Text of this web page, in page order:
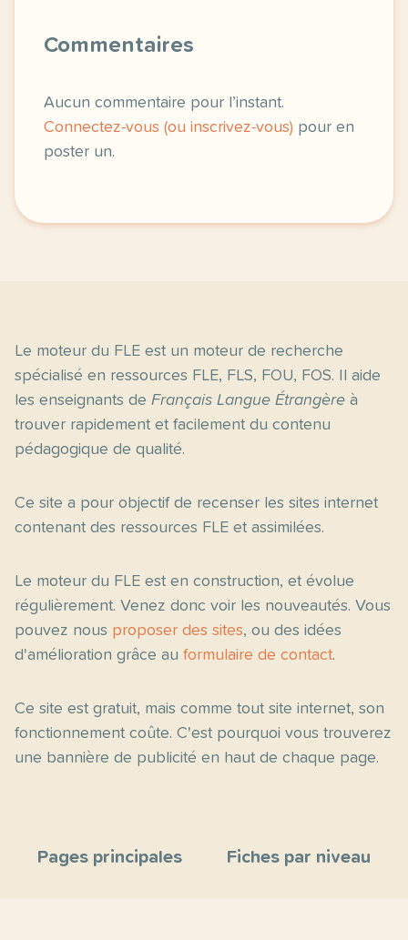
Commentaires
Aucun commentaire pour l’instant.
Connectez-vous (ou inscrivez-vous) pour en
poster un.
Le moteur du FLE est un moteur de recherche
spécialisé en ressources FLE, FLS, FOU, FOS. Il aide
les enseignants de Français Langue Étrangère à
trouver rapidement et facilement du contenu
pédagogique de qualité.
Ce site a pour objectif de recenser les sites internet
contenant des ressources FLE et assimilées.
Le moteur du FLE est en construction, et évolue
régulièrement. Venez donc voir les nouveautés. Vous
pouvez nous proposer des sites, ou des idées
d'amélioration grâce au formulaire de contact.
Ce site est gratuit, mais comme tout site internet, son
fonctionnement coûte. C'est pourquoi vous trouverez
une bannière de publicité en haut de chaque page.
Pages principales Fiches par niveau